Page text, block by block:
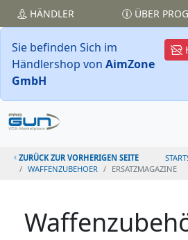
HÄNDLER ÜBER
Sie befinden Sich im
Händlershop von AimZone
GmbH
ZURÜCK ZUR VORHERIGEN SEITE
WAFFENZUBEHOER
ERSATZMAGAZINE